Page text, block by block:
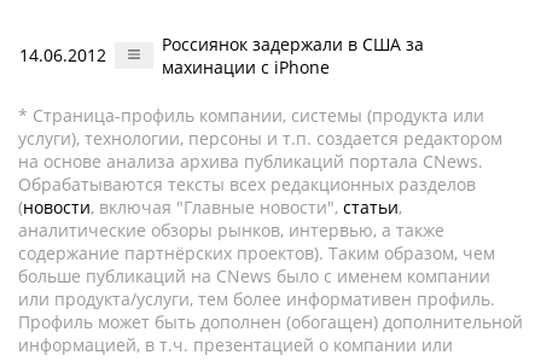
14.06.2012
Россиянок задержали в США за
махинации с iPhone
* Страница-профиль компании, системы (продукта или
услуги), технологии, персоны и т.п. создается редактором
на основе анализа архива публикаций портала CNews.
Обрабатываются тексты всех редакционных разделов
(новости, включая "Главные новости", статьи,
аналитические обзоры рынков, интервью, а также
содержание партнёрских проектов). Таким образом, чем
больше публикаций на CNews было с именем компании
или продукта/услуги, тем более информативен профиль.
Профиль может быть дополнен (обогащен) дополнительной
информацией, в т.ч. презентацией о компании или